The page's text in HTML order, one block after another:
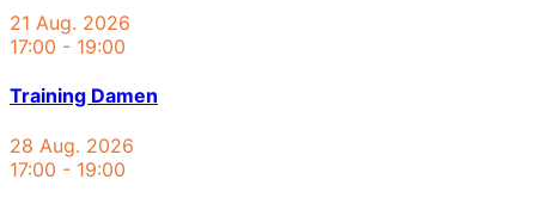
21 Aug. 2026
17:00 - 19:00
Training Damen
28 Aug. 2026
17:00 - 19:00